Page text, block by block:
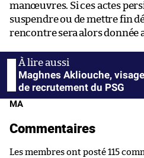
manœuvres. Si ces actes
suspendre ou de mettre fin
rencontre sera alors donnée
Maghnes Akliouche,
de recrutement du PSG
MA
Commentaires
Les membres ont posté 115